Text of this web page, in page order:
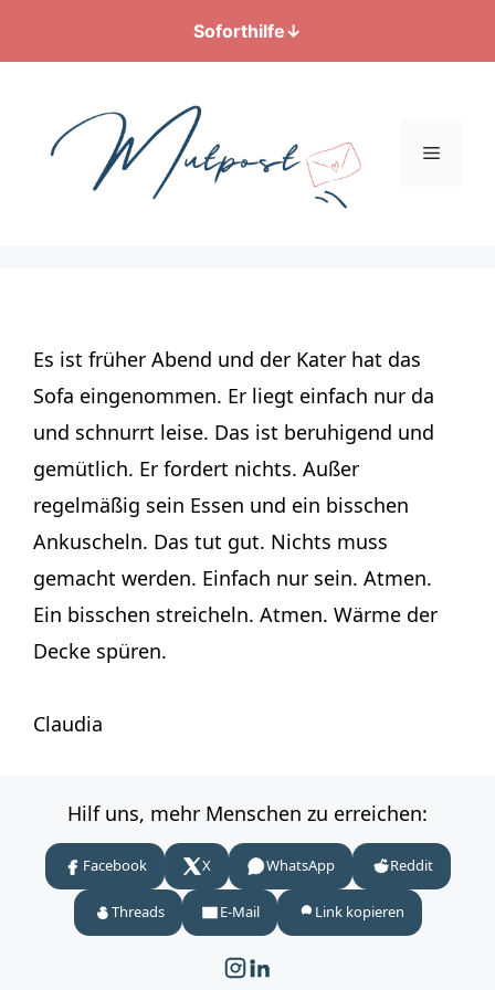
Soforthilfe↓
springen
Menü
Es ist früher Abend und der Kater hat das
Sofa eingenommen. Er liegt einfach nur da
und schnurrt leise. Das ist beruhigend und
gemütlich. Er fordert nichts. Außer
regelmäßig sein Essen und ein bisschen
Ankuscheln. Das tut gut. Nichts muss
gemacht werden. Einfach nur sein. Atmen.
Ein bisschen streicheln. Atmen. Wärme der
Decke spüren.
Claudia
Hilf uns, mehr Menschen zu erreichen:
Facebook X WhatsApp Reddit
Threads E-Mail Link kopieren